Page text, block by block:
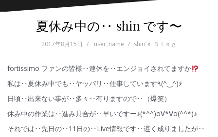
夏休み中の‥ shin です〜
2017年8月15日 user_name shin’ｓ Ｂｌｏｇ
fortissimo ファンの皆様‥連休を‥エンジョイされてますか
私は‥夏休み中でも‥ヤッパリ‥仕事しています٩(^‿^)۶
日頃‥出来ない事が‥多々‥有りますので‥（爆笑）
休み中の作業は‥進み具合が‥早いですー♪(*^^)o∀*∀o(^^*)♪
それでは‥先日の‥11日の‥Live情報です‥遅く成りましたが‥